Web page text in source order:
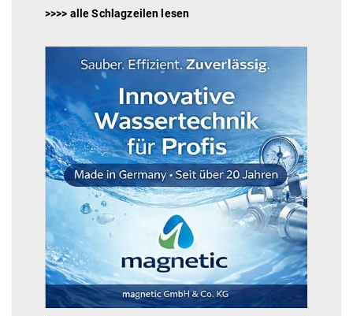
>>>> alle Schlagzeilen lesen